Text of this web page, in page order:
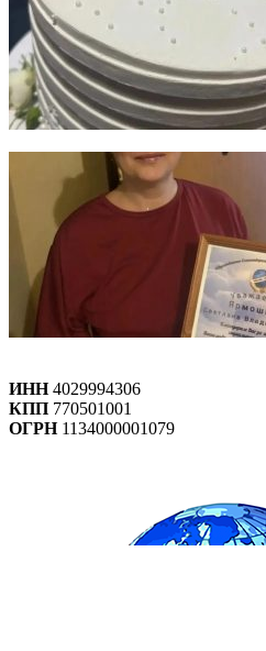
ИНН4029994306
КПП 770501001
ОГРН1134000001079